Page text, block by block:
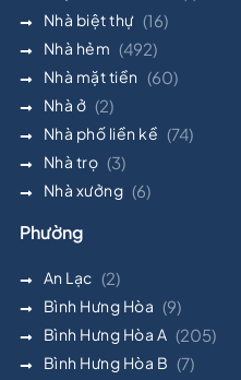
Nhà biệt thự (16)
Nhà hẻm (492)
Nhà mặt tiền (60)
Nhà ở (2)
Nhà phố liền kề (74)
Nhà trọ (3)
Nhà xưởng (6)
Phường
An Lạc (2)
Bình Hưng Hòa (9)
Bình Hưng Hòa A (205)
Bình Hưng Hòa B (7)